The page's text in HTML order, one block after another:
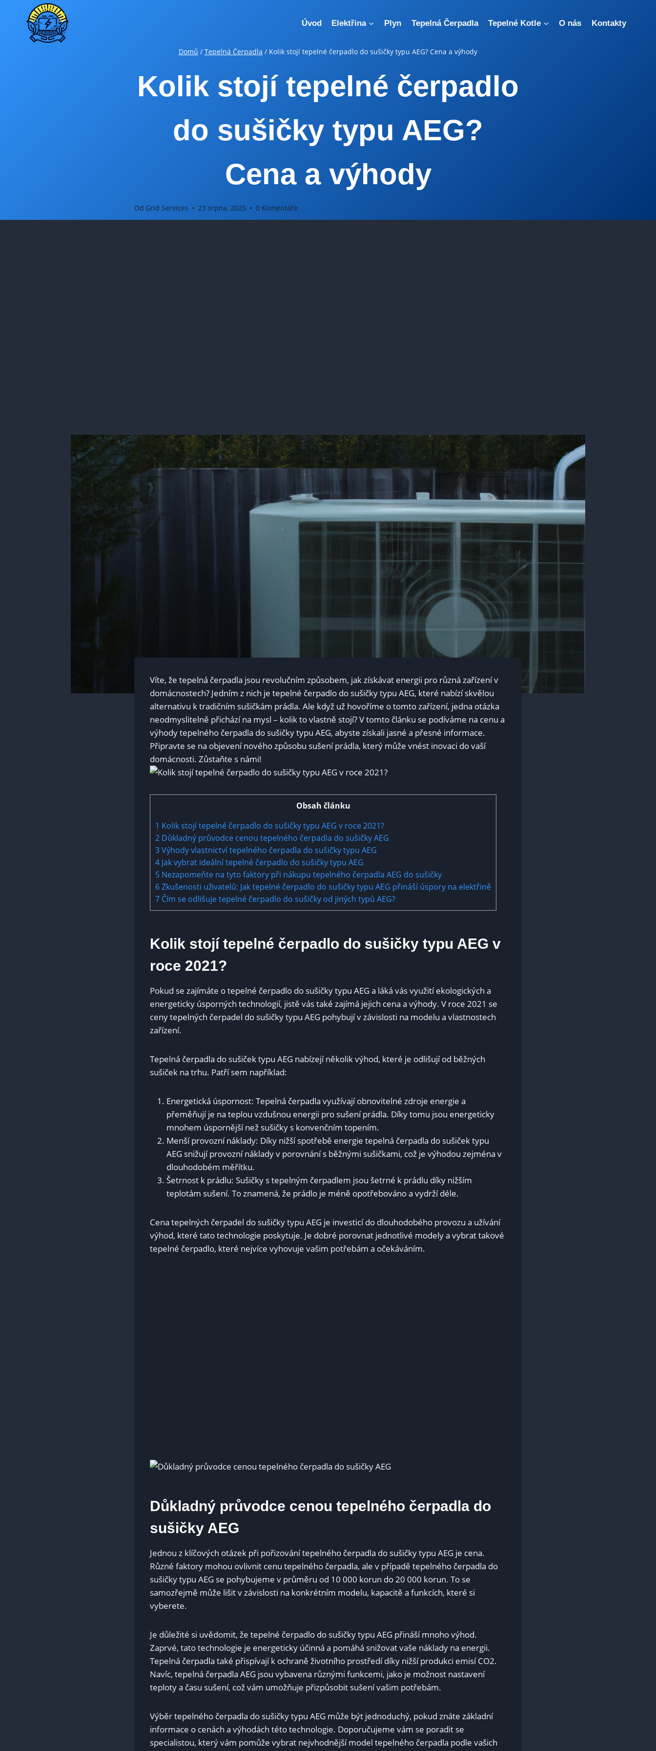
Přeskočit
Úvod Elektřina Plyn Tepelná Čerpadla Tepelné Kotle O nás Kontakty
Domů / Tepelná Čerpadla / Kolik stojí tepelné čerpadlo do sušičky typu AEG? Cena a výhody
Kolik stojí tepelné čerpadlo
do sušičky typu AEG?
Cena a výhody
Od Grid Services 23 srpna, 2025 0 Komentáře
Víte, že tepelná čerpadla jsou revolučním způsobem, jak získávat energii ‌pro různá zařízení v
domácnostech? Jedním ​z nich je tepelné čerpadlo ‌do sušičky ⁤typu AEG, které ‌nabízí skvělou
alternativu k tradičním sušičkám prádla. Ale když už hovoříme o tomto zařízení, jedna otázka
neodmyslitelně přichází na mysl – kolik⁤ to vlastně stojí? V ⁣tomto článku ⁣se podíváme‍ na​ cenu a
výhody ‍tepelného čerpadla do ⁢sušičky typu AEG, abyste získali jasné a přesné informace.
‌Připravte se na objevení nového způsobu sušení prádla, který může‍ vnést inovaci do vaší
⁢domácnosti.⁣ Zůstaňte s námi!
Obsah článku
1 Kolik stojí​ tepelné čerpadlo do sušičky typu AEG v roce 2021?
2 Důkladný průvodce cenou tepelného čerpadla do sušičky AEG
3Výhody vlastnictví tepelného čerpadla do sušičky typu AEG
4 Jak vybrat ideální tepelné ⁤čerpadlo do sušičky typu AEG
5 Nezapomeňte na tyto faktory při nákupu tepelného čerpadla AEG ⁣do sušičky
6Zkušenosti uživatelů:‌ Jak tepelné ⁢čerpadlo ⁤do sušičky typu AEG přináší úspory na elektřině
7 Čím se odlišuje tepelné čerpadlo do sušičky od jiných typů AEG?
Kolik stojí​ tepelné čerpadlo do sušičky typu AEG v
roce 2021?
Pokud se ​zajímáte o tepelné čerpadlo do sušičky ⁤typu ⁢AEG a láká‌ vás využití ekologických a
energeticky ⁤úsporných technologií, jistě vás také zajímá jejich cena a výhody.⁣ V roce 2021 se‍
ceny‌ tepelných čerpadel do sušičky typu AEG pohybují v závislosti na modelu a vlastnostech
zařízení.
Tepelná čerpadla do sušiček typu AEG nabízejí‍ několik výhod, které je odlišují od běžných
sušiček na trhu. Patří sem například:
Energetická úspornost:​ Tepelná čerpadla ⁤využívají obnovitelné zdroje energie a
přeměňují⁢ je ⁤na teplou ⁣vzdušnou energii pro sušení prádla. Díky tomu jsou energeticky
mnohem úspornější než sušičky s konvenčním topením.
Menší provozní náklady: Díky ‌nižší spotřebě energie⁤ tepelná čerpadla do sušiček ‍typu
AEG⁣ snižují provozní​ náklady v porovnání s běžnými sušičkami, což je výhodou zejména v
dlouhodobém měřítku.
Šetrnost k prádlu: Sušičky s tepelným čerpadlem⁣ jsou šetrné k prádlu díky nižším‌
teplotám sušení. To znamená, že⁤ prádlo je méně opotřebováno a vydrží déle.
Cena tepelných čerpadel​ do sušičky typu AEG je investicí do dlouhodobého provozu ⁣a ​užívání
výhod, které tato⁣ technologie poskytuje. Je dobré porovnat jednotlivé ⁢modely a vybrat takové
tepelné čerpadlo, které nejvíce vyhovuje vašim potřebám a očekáváním.
Důkladný průvodce cenou tepelného čerpadla do
sušičky AEG
Jednou z klíčových otázek při pořizování tepelného čerpadla do sušičky typu ​AEG je cena.
Různé faktory mohou ovlivnit cenu tepelného čerpadla, ale v ⁤případě​ tepelného čerpadla⁣ do
sušičky typu AEG se pohybujeme v průměru od 10 000 korun do 20‍ 000 korun. To​ se
samozřejmě může lišit v závislosti na konkrétním modelu, kapacitě⁢ a funkcích, které si
vyberete.
Je důležité si uvědomit, že tepelné čerpadlo do sušičky typu AEG přináší mnoho výhod.
Zaprvé, tato technologie je energeticky účinná a pomáhá snižovat vaše náklady na energii. ​
Tepelná ⁢čerpadla také přispívají⁣ k ochraně životního prostředí díky nižší produkci emisí ‌CO2.⁤
Navíc, tepelná čerpadla AEG jsou vybavena různými funkcemi, jako​ je možnost nastavení
⁢teploty a času ⁤sušení, což vám umožňuje přizpůsobit sušení vašim potřebám.
Výběr tepelného ​čerpadla do sušičky typu AEG může být jednoduchý, pokud znáte‌ základní ​
informace o cenách a výhodách​ této technologie. Doporučujeme vám‍ se poradit se
specialistou, který vám pomůže vybrat‌ nejvhodnější model tepelného čerpadla‌ podle vašich